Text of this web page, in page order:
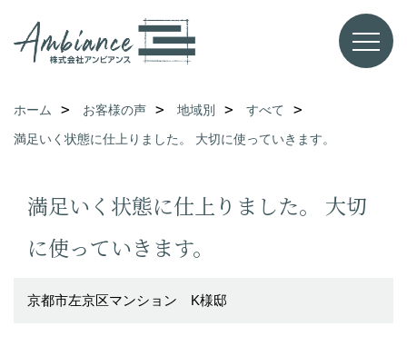
ホーム お客様の声 地域別
すべて
満足いく状態に仕上りました。 大切に使っていきます。
満足いく状態に仕上りました。 大切
に使っていきます。
京都市左京区マンション K様邸